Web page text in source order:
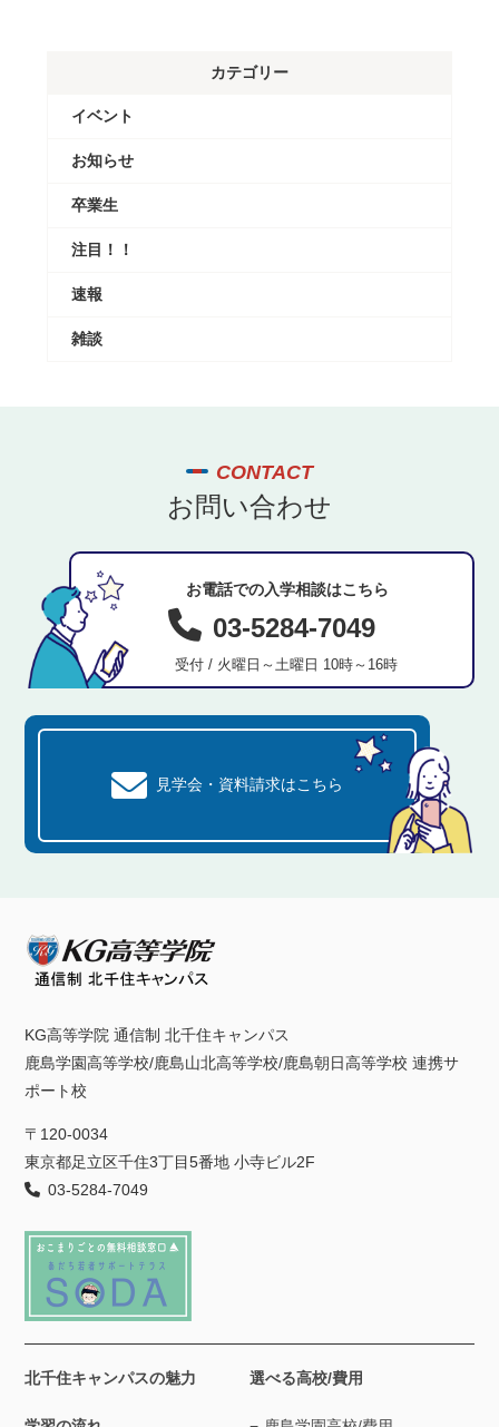
カテゴリー
イベント
お知らせ
卒業生
注目！！
速報
雑談
CONTACT
お問い合わせ
お電話での入学相談はこちら
03-5284-7049
受付 / 火曜日～土曜日 10時～16時
見学会・資料請求はこちら
KG高等学院 通信制 北千住キャンパス
鹿島学園高等学校/鹿島山北高等学校/鹿島朝日高等学校 連携サ
ポート校
〒120-0034
東京都足立区千住3丁目5番地 小寺ビル2F
03-5284-7049
北千住キャンパスの魅力 選べる高校/費用